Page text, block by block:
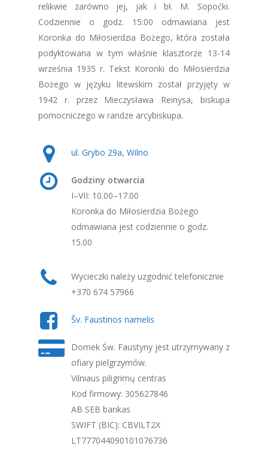
relikwie zarówno jej, jak i bł. M. Sopoćki.
Codziennie o godz. 15:00 odmawiana jest
Koronka do Miłosierdzia Bożego, która została
podyktowana w tym właśnie klasztorze 13-14
września 1935 r. Tekst Koronki do Miłosierdzia
Bożego w języku litewskim został przyjęty w
1942 r. przez Mieczysława Reinysa, biskupa
pomocniczego w randze arcybiskupa.
ul. Grybo 29a, Wilno
Godziny otwarcia
I–VII: 10.00–17.00
Koronka do Miłosierdzia Bożego
odmawiana jest codziennie o godz.
15.00
Wycieczki należy uzgodnić telefonicznie
+370 674 57966
Šv. Faustinos namelis
Domek Św. Faustyny jest utrzymywany z
ofiary pielgrzymów.
Vilniaus piligrimų centras
Kod firmowy: 305627846
AB SEB bankas
SWIFT (BIC): CBVILT2X
LT777044090101076736